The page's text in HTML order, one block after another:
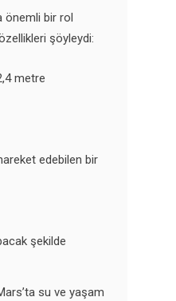
önemli bir rol
şöyleydi:
metre
edebilen bir
şekilde
su ve yaşam